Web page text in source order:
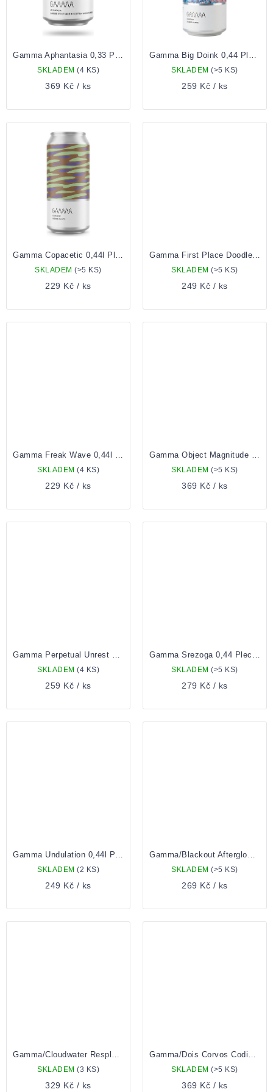
Gamma Aphantasia 0,33 Plech
SKLADEM (4 KS)
369 Kč / ks
Gamma Big Doink 0,44 Plechovka
SKLADEM(>5 KS)
259 Kč / ks
Gamma Copacetic 0,44l Plechovka
SKLADEM(>5 KS)
229 Kč / ks
Gamma First Place Doodle 0,44l Plechovka
SKLADEM(>5 KS)
249 Kč / ks
Gamma Freak Wave 0,44l Plechovka
SKLADEM (4 KS)
229 Kč / ks
Gamma Object Magnitude 0,33l Plechovka
SKLADEM(>5 KS)
369 Kč / ks
Gamma Perpetual Unrest 0,44l Plechovka
SKLADEM (4 KS)
259 Kč / ks
Gamma Srezoga 0,44 Plechovka
SKLADEM(>5 KS)
279 Kč / ks
Gamma Undulation 0,44l Plechovka
SKLADEM (2 KS)
249 Kč / ks
Gamma/Blackout Afterglow 0,44l Plechovka
SKLADEM(>5 KS)
269 Kč / ks
Gamma/Cloudwater Resplendent 0,44l Plechovka
SKLADEM (3 KS)
329 Kč / ks
Gamma/Dois Corvos Coding Error 0,33l Plechovka
SKLADEM(>5 KS)
369 Kč / ks